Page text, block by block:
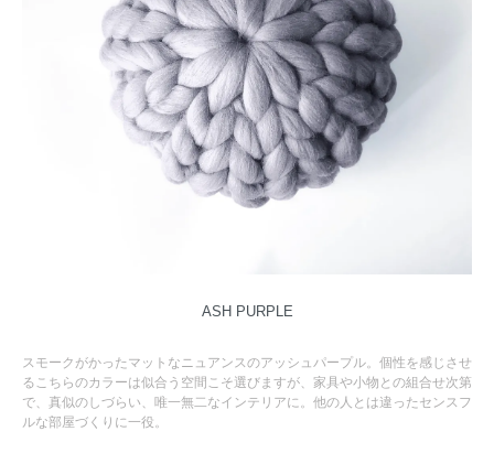
ASH PURPLE
スモークがかったマットなニュアンスのアッシュパープル。個性を感じさせ
るこちらのカラーは似合う空間こそ選びますが、家具や小物との組合せ次第
で、真似のしづらい、唯一無二なインテリアに。他の人とは違ったセンスフ
ルな部屋づくりに一役。